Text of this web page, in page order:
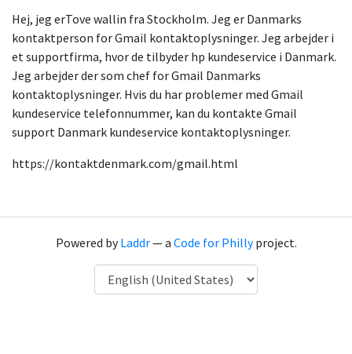
Hej, jeg erTove wallin fra Stockholm. Jeg er Danmarks
kontaktperson for Gmail kontaktoplysninger. Jeg arbejder i
et supportfirma, hvor de tilbyder hp kundeservice i Danmark.
Jeg arbejder der som chef for Gmail Danmarks
kontaktoplysninger. Hvis du har problemer med Gmail
kundeservice telefonnummer, kan du kontakte Gmail
support Danmark kundeservice kontaktoplysninger.
https://kontaktdenmark.com/gmail.html
Powered byLaddr— a Code for Phillyproject.
Language